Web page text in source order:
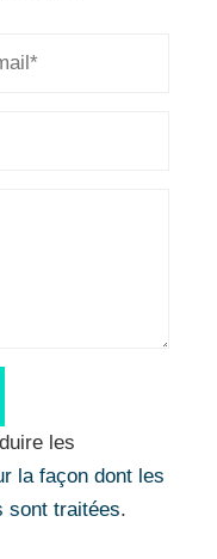
les
la façon dont les
sont traitées.